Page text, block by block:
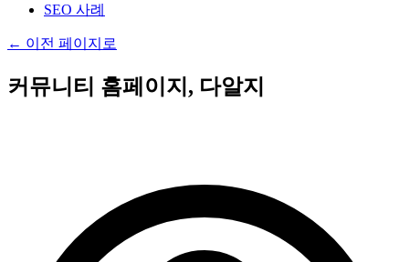
SEO 사례
← 이전 페이지로
커뮤니티 홈페이지, 다알지